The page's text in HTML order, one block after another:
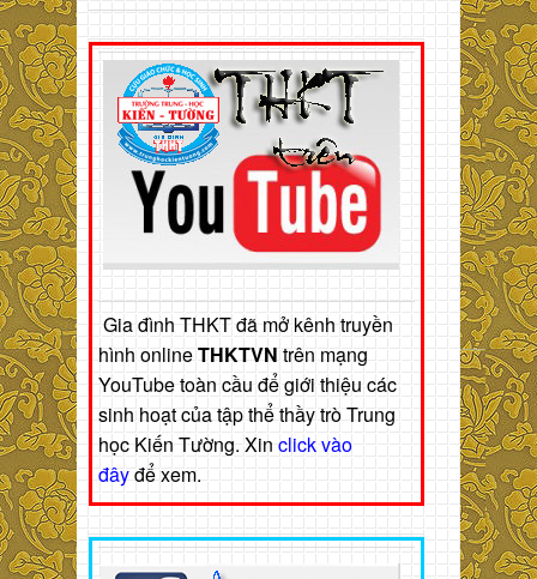
Gia đình THKT đã mở kênh truyền
hình onlineTHKTVN trên mạng
YouTube toàn cầu để giới thiệu các
sinh hoạt của tập thể thầy trò Trung
học Kiến Tường. Xin click vào
đâyđể xem.